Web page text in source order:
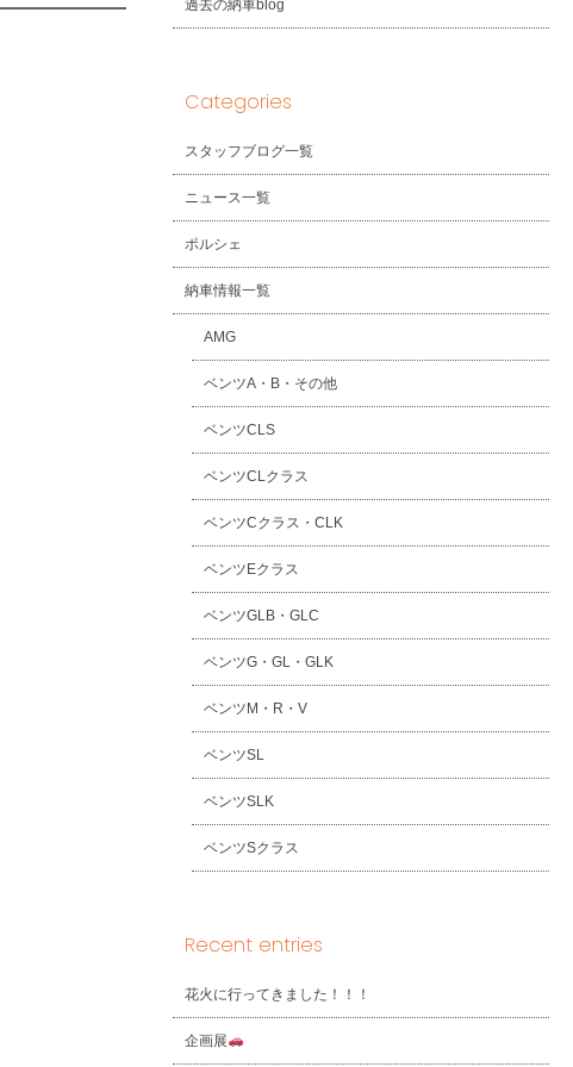
過去の納車blog
Categories
スタッフブログ一覧
ニュース一覧
ポルシェ
納車情報一覧
AMG
ベンツA・B・その他
ベンツCLS
ベンツCLクラス
ベンツCクラス・CLK
ベンツEクラス
ベンツGLB・GLC
ベンツG・GL・GLK
ベンツM・R・V
ベンツSL
ベンツSLK
ベンツSクラス
Recent entries
花火に行ってきました！！！
企画展